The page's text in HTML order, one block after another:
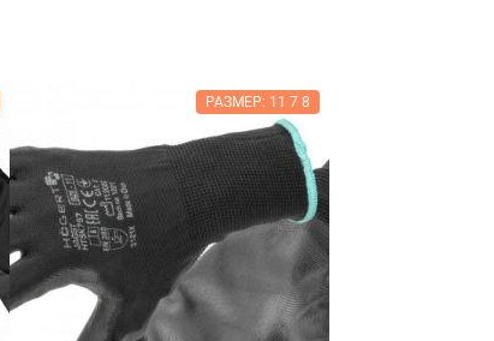
РАЗМЕР: 11 7 8